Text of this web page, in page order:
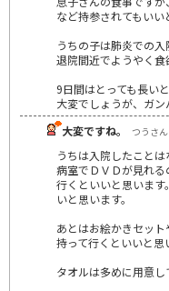
など持参されてもいい
うちの子は肺炎での入
退院間近でようやく食
9日間はとっても長いと
大変でしょうが、ガン
大変ですね。
つうさ
うちは入院したことは
病室でＤＶＤが見れ
行くといいと思いま
いと思います。
あとはお絵かきセッ
持って行くといいと思
タオルは多めに用意し